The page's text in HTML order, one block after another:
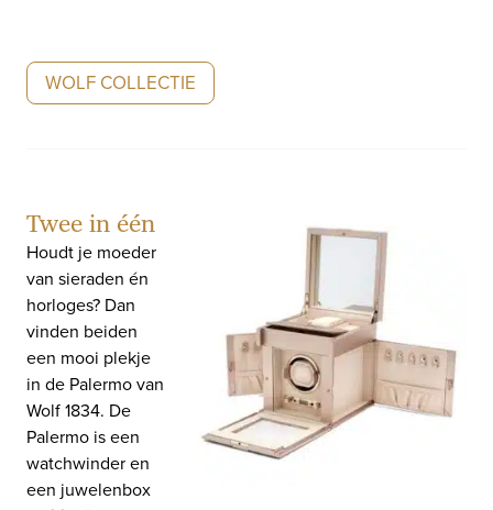
WOLF COLLECTIE
Twee in één
Houdt je moeder
van sieraden én
horloges? Dan
vinden beiden
een mooi plekje
in de Palermo van
Wolf 1834. De
Palermo is een
watchwinder en
een juwelenbox